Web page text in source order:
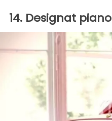
14. Designat piano